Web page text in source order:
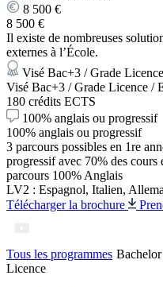
8 500 €
8 500 €
Il existe de nombreuses
externes à l’École.
Visé Bac+3 / Grade
Visé Bac+3 / Grade Licence /
180 crédits ECTS
100% anglais ou progressif
100% anglais ou progressif
3 parcours possibles en 1re
progressif avec 70% des cours
parcours 100% Anglais
LV2 : Espagnol, Italien,
Télécharger la brochure
Tous les programmes
Licence